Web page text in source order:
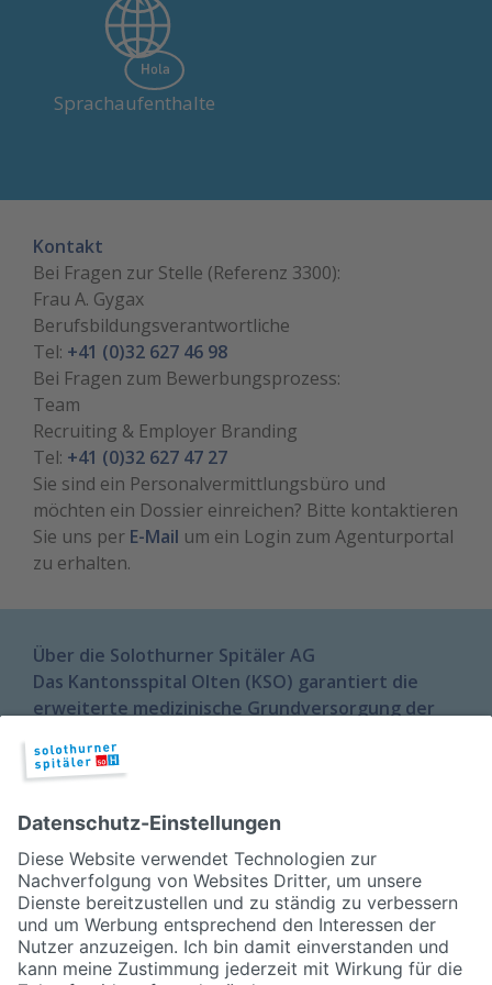
Sprachaufenthalte
Lernende erhalten 20
Arbeitstage sowie max. CHF
1'000,- der Kosten pro
Lehrverhältnis.
Kontakt
Bei Fragen zur Stelle (Referenz 3300):
Frau A. Gygax
Berufsbildungsverantwortliche
Tel: +41 (0)32 627 46 98
Bei Fragen zum Bewerbungsprozess:
Team
Recruiting & Employer Branding
Tel: +41 (0)32 627 47 27
Sie sind ein Personalvermittlungsbüro und
möchten ein Dossier einreichen? Bitte kontaktieren
Sie uns per E-Mail um ein Login zum Agenturportal
zu erhalten.
Über die Solothurner Spitäler AG
Das Kantonsspital Olten (KSO) garantiert die
erweiterte medizinische Grundversorgung der
Mitarbeiterinnen und Mitarbeiter sorgen rund
um die Uhr für die medizinische Betreuung und
das Wohlergehen der Patientinnen und
Patienten. Ergänzend zur Grundversorgung
besitzt das KSO die Schwerpunktangebote
Akutgeriatrie, Wirbelsäulenchirurgie und
Urologie.
Weitere Informationen